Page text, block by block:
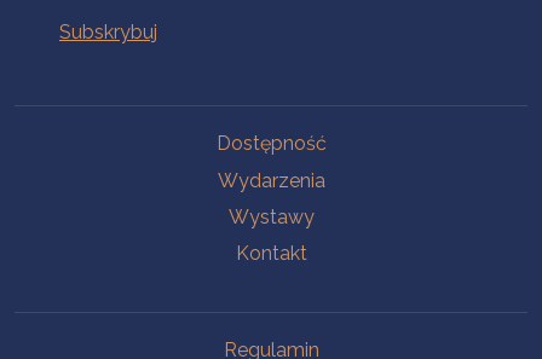
Dostępność
Wydarzenia
Wystawy
Kontakt
Regulamin